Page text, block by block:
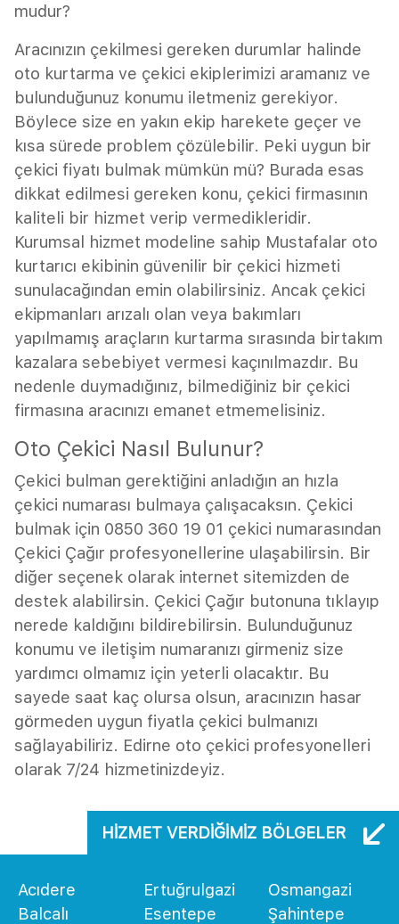
mudur?
Aracınızın çekilmesi gereken durumlar halinde
oto kurtarma ve çekici ekiplerimizi aramanız ve
bulunduğunuz konumu iletmeniz gerekiyor.
Böylece size en yakın ekip harekete geçer ve
kısa sürede problem çözülebilir. Peki uygun bir
çekici fiyatı bulmak mümkün mü? Burada esas
dikkat edilmesi gereken konu, çekici firmasının
kaliteli bir hizmet verip vermedikleridir.
Kurumsal hizmet modeline sahip Mustafalar oto
kurtarıcı ekibinin güvenilir bir çekici hizmeti
sunulacağından emin olabilirsiniz. Ancak çekici
ekipmanları arızalı olan veya bakımları
yapılmamış araçların kurtarma sırasında birtakım
kazalara sebebiyet vermesi kaçınılmazdır. Bu
nedenle duymadığınız, bilmediğiniz bir çekici
firmasına aracınızı emanet etmemelisiniz.
Oto Çekici Nasıl Bulunur?
Çekici bulman gerektiğini anladığın an hızla
çekici numarası bulmaya çalışacaksın. Çekici
bulmak için 0850 360 19 01 çekici numarasından
Çekici Çağır profesyonellerine ulaşabilirsin. Bir
diğer seçenek olarak internet sitemizden de
destek alabilirsin. Çekici Çağır butonuna tıklayıp
nerede kaldığını bildirebilirsin. Bulunduğunuz
konumu ve iletişim numaranızı girmeniz size
yardımcı olmamız için yeterli olacaktır. Bu
sayede saat kaç olursa olsun, aracınızın hasar
görmeden uygun fiyatla çekici bulmanızı
sağlayabiliriz. Edirne oto çekici profesyonelleri
olarak 7/24 hizmetinizdeyiz.
HIZMET VERDIĞIMIZ BÖLGELER
Acıdere
Balcalı
Ertuğrulgazi
Esentepe
Osmangazi
Şahintepe